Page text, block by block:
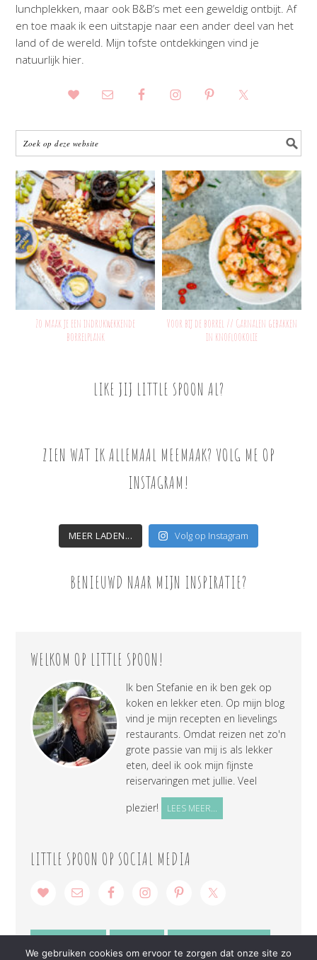
lunchplekken, maar ook B&B’s met een geweldig ontbijt. Af
en toe maak ik een uitstapje naar een ander deel van het
land of de wereld. Mijn tofste ontdekkingen vind je
natuurlijk hier.
Zo maak je een indrukwekkende
borrelplank
Voor bij de borrel // Garnalen gebakken
in knoflookolie
LIKE JIJ LITTLE SPOON AL?
ZIEN WAT IK ALLEMAAL MEEMAAK? VOLG ME OP
INSTAGRAM!
MEER LADEN... Volg op Instagram
BENIEUWD NAAR MIJN INSPIRATIE?
WELKOM OP LITTLE SPOON!
Ik ben Stefanie en ik ben gek op
koken en lekker eten. Op mijn blog
vind je mijn recepten en lievelings
restaurants. Omdat reizen net zo'n
grote passie van mij is als lekker
eten, deel ik ook mijn fijnste
reiservaringen met jullie. Veel
plezier!
LEES MEER...
LITTLE SPOON OP SOCIAL MEDIA
We gebruiken cookies om ervoor te zorgen dat onze site zo